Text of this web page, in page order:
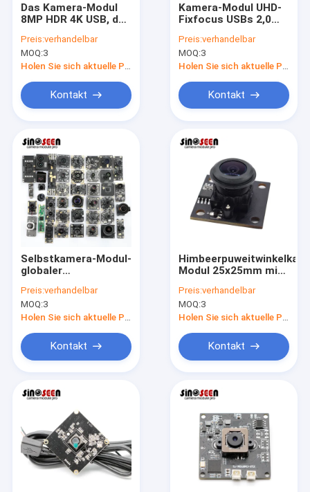
Produkte
Videos
VR Show
Qualitätskontrolle
Kontakt
Alle Fälle
Referenzen
Das Kamera-Modul
8MP HDR 4K USB, das
summen in und
heraus
Fernsteuerungs laut
Preis:verhandelbar
MOQ:3
Holen Sie sich aktuelle Preis
Kontakt
Kamera-Modul UHD-
Fixfocus USBs 2,0
IMX179
Preis:verhandelbar
MOQ:3
Holen Sie sich aktuelle Preis
Kontakt
Selbstkamera-Modul-
globaler
Fixfocus-16MP USB
für
Gesichtserkennung
Preis:verhandelbar
MOQ:3
Holen Sie sich aktuelle Preis
Kontakt
Modul 25x25mm mit
Preis:verhandelbar
MOQ:3
Holen Sie sich aktuelle Preis
Kontakt